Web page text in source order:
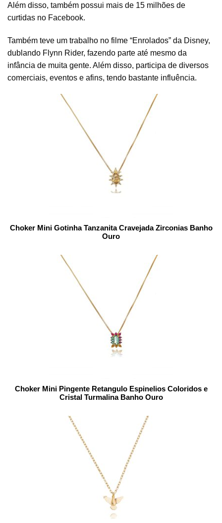
Além disso, também possui mais de 15 milhões de
curtidas no Facebook.
Também teve um trabalho no filme “Enrolados” da Disney,
dublando Flynn Rider, fazendo parte até mesmo da
infância de muita gente. Além disso, participa de diversos
comerciais, eventos e afins, tendo bastante influência.
Choker Mini Gotinha Tanzanita Cravejada Zirconias Banho
Ouro
Choker Mini Pingente Retangulo Espinelios Coloridos e
Cristal Turmalina Banho Ouro